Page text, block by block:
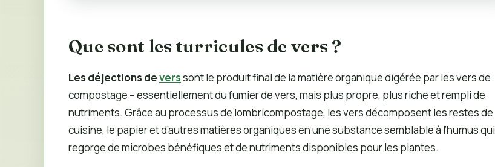
Que sont les turricules de vers ?
Les déjections deverssont le produit final de la matière organique digérée par les vers de
compostage – essentiellement du fumier de vers, mais plus propre, plus riche et rempli de
nutriments. Grâce au processus de lombricompostage, les vers décomposent les restes de
cuisine, le papier et d’autres matières organiques en une substance semblable à l’humus qui
regorge de microbes bénéfiques et de nutriments disponibles pour les plantes.